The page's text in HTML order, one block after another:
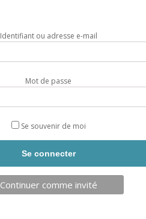
Identifiant ou adresse e-mail
Mot de passe
Se souvenir de moi
Continuer comme invité